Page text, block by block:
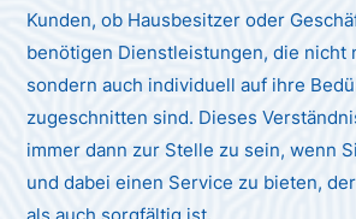
Kunden, ob Hausbesitzer oder
benötigen Dienstleistungen, die nicht
sondern auch individuell auf ihre
zugeschnitten sind. Dieses
immer dann zur Stelle zu sein, wenn
und dabei einen Service zu bieten,